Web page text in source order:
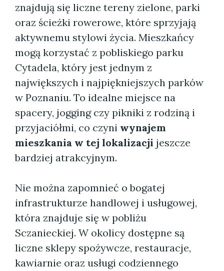
znajdują się liczne tereny zielone, parki
oraz ścieżki rowerowe, które sprzyjają
aktywnemu stylowi życia. Mieszkańcy
mogą korzystać z pobliskiego parku
Cytadela, który jest jednym z
największych i najpiękniejszych parków
w Poznaniu. To idealne miejsce na
spacery, jogging czy pikniki z rodziną i
przyjaciółmi, co czyni wynajem
mieszkania w tej lokalizacji jeszcze
bardziej atrakcyjnym.
Nie można zapomnieć o bogatej
infrastrukturze handlowej i usługowej,
która znajduje się w pobliżu
Sczanieckiej. W okolicy dostępne są
liczne sklepy spożywcze, restauracje,
kawiarnie oraz usługi codziennego